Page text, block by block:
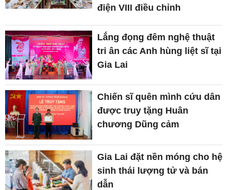
điện VIII điều chỉnh
Lắng đọng đêm nghệ thuật
tri ân các Anh hùng liệt sĩ tại
Gia Lai
Chiến sĩ quên mình cứu dân
được truy tặng Huân
chương Dũng cảm
Gia Lai đặt nền móng cho hệ
sinh thái lượng tử và bán
dẫn